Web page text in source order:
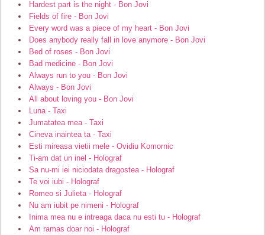
Hardest part is the night - Bon Jovi
Fields of fire - Bon Jovi
Every word was a piece of my heart - Bon Jovi
Does anybody really fall in love anymore - Bon Jovi
Bed of roses - Bon Jovi
Bad medicine - Bon Jovi
Always run to you - Bon Jovi
Always - Bon Jovi
All about loving you - Bon Jovi
Luna - Taxi
Jumatatea mea - Taxi
Cineva inaintea ta - Taxi
Esti mireasa vietii mele - Ovidiu Komornic
Ti-am dat un inel - Holograf
Sa nu-mi iei niciodata dragostea - Holograf
Te voi iubi - Holograf
Romeo si Julieta - Holograf
Nu am iubit pe nimeni - Holograf
Inima mea nu e intreaga daca nu esti tu - Holograf
Am ramas doar noi - Holograf